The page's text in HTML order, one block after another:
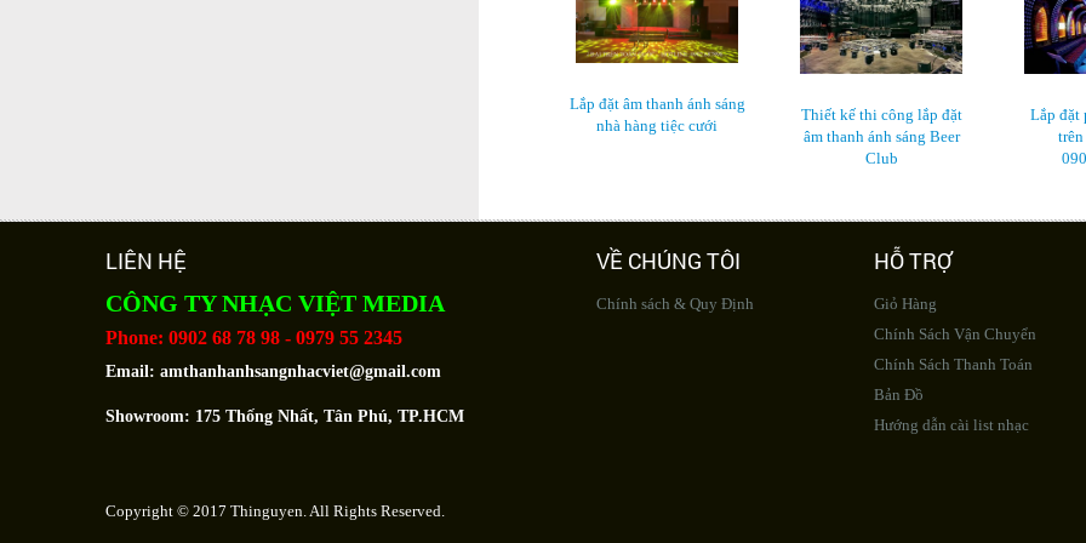
Lắp đặt âm thanh ánh sáng
nhà hàng tiệc cưới
Thiết kế thi công lắp đặt
âm thanh ánh sáng Beer
Club
Lắp đặt
LIÊN HỆ
CÔNG TY NHẠC VIỆT MEDIA
Phone: 0902 68 78 98 - 0979 55 2345
Email: amthanhanhsangnhacviet@gmail.com
Showroom: 175 Thống Nhất, Tân Phú, TP.HCM
VỀ CHÚNG TÔI
Chính sách & Quy Định
HỖ TRỢ
Giỏ Hàng
Chính Sách Vận Chuyển
Chính Sách Thanh Toán
Bản Đồ
Hướng dẫn cài list nhạc
Copyright © 2017 Thinguyen. All Rights Reserved.